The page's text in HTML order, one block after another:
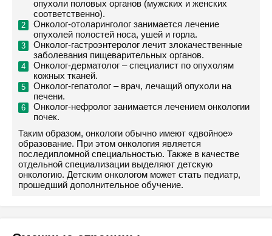
опухоли половых органов (мужских и женских
соответственно).
Онколог-отоларинголог занимается лечение
опухолей полостей носа, ушей и горла.
Онколог-гастроэнтеролог лечит злокачественные
заболевания пищеварительных органов.
Онколог-дерматолог – специалист по опухолям
кожных тканей.
Онколог-гепатолог – врач, лечащий опухоли на
печени.
Онколог-нефролог занимается лечением онкологии
почек.
Таким образом, онкологи обычно имеют «двойное»
образование. При этом онкология является
последипломной специальностью. Также в качестве
отдельной специализации выделяют детскую
онкологию. Детским онкологом может стать педиатр,
прошедший дополнительное обучение.